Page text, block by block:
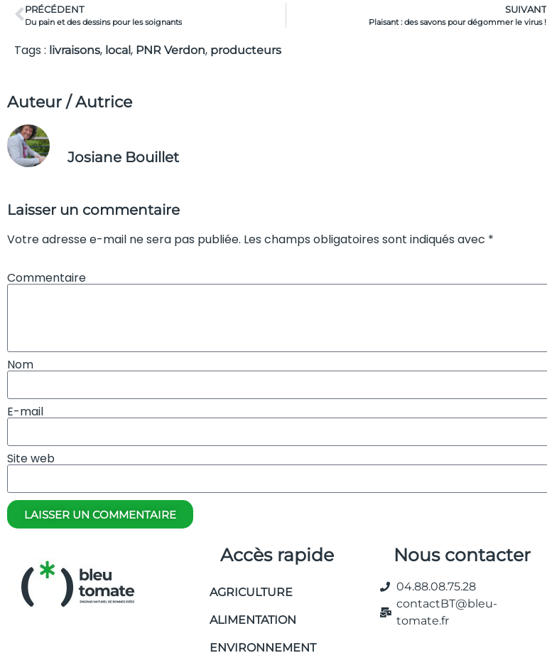
PRÉCÉDENT
Du pain et des dessins pour les soignants
SUIVANT
Plaisant : des savons pour dégommer le virus !
Tags : livraisons, local, PNR Verdon, producteurs
Auteur / Autrice
Josiane Bouillet
Laisser un commentaire
Votre adresse e-mail ne sera pas publiée. Les champs obligatoires sont indiqués avec *
Commentaire
Nom
E-mail
Site web
LAISSER UN COMMENTAIRE
Accès rapide
AGRICULTURE
ALIMENTATION
ENVIRONNEMENT
Nous contacter
04.88.08.75.28
contactBT@bleu-
tomate.fr